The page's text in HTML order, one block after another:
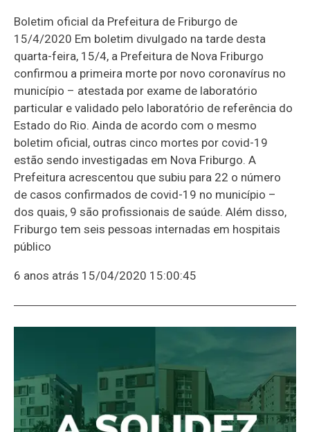
Boletim oficial da Prefeitura de Friburgo de
15/4/2020 Em boletim divulgado na tarde desta
quarta-feira, 15/4, a Prefeitura de Nova Friburgo
confirmou a primeira morte por novo coronavírus no
município – atestada por exame de laboratório
particular e validado pelo laboratório de referência do
Estado do Rio. Ainda de acordo com o mesmo
boletim oficial, outras cinco mortes por covid-19
estão sendo investigadas em Nova Friburgo. A
Prefeitura acrescentou que subiu para 22 o número
de casos confirmados de covid-19 no município –
dos quais, 9 são profissionais de saúde. Além disso,
Friburgo tem seis pessoas internadas em hospitais
público
6 anos atrás 15/04/2020 15:00:45